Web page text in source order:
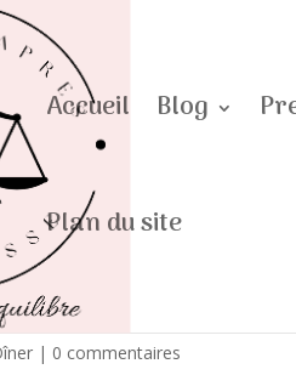
Accueil Blog
Plan du site
en sauté,
| 0 commentaires